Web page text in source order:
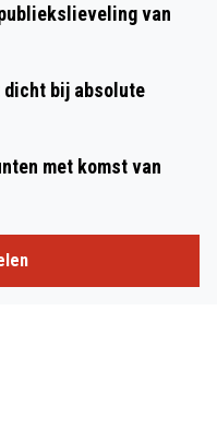
van
dicht bij absolute
met komst van